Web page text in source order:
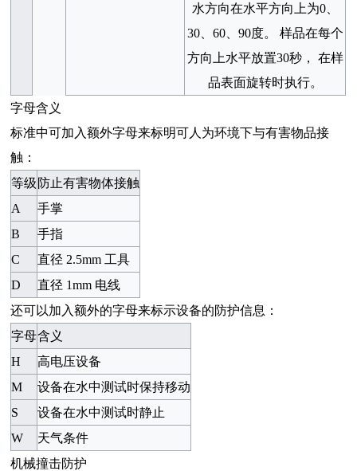
水方向在水平方向上为0、
30、 60、 90度。 样品在每个
方向上水平放置30秒， 在样
品表面旋转时执行。
字母含义
标准中可加入额外字母来标明可人为环境下与有害物品接
触：
等级 防止有害物体接触
A
手掌
B
手指
C
直径 2.5mm 工具
D
直径 1mm 电线
还可以加入额外的字母来标示设备的防护信息：
字母含义
H
高电压设备
M
设备在水中测试时保持移动
S
设备在水中测试时静止
W
天气条件
机械撞击防护